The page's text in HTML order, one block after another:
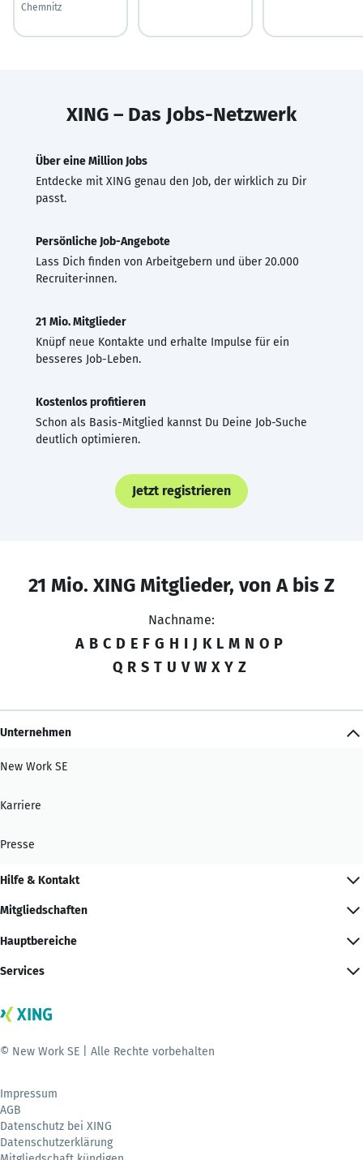
Chemnitz
XING – Das Jobs-Netzwerk
Über eine Million Jobs
Entdecke mit XING genau den Job, der wirklich zu Dir
passt.
Persönliche Job-Angebote
Lass Dich finden von Arbeitgebern und über 20.000
Recruiter·innen.
21 Mio. Mitglieder
Knüpf neue Kontakte und erhalte Impulse für ein
besseres Job-Leben.
Kostenlos profitieren
Schon als Basis-Mitglied kannst Du Deine Job-Suche
deutlich optimieren.
Jetzt registrieren
21 Mio. XING Mitglieder, von A bis Z
Nachname:
A B C D E F G H I J K L M N O P
Q R S T U V W X Y Z
Unternehmen
New Work SE
Karriere
Presse
Hilfe & Kontakt
Mitgliedschaften
Hauptbereiche
Services
© New Work SE | Alle Rechte vorbehalten
Impressum
AGB
Datenschutz bei XING
Datenschutzerklärung